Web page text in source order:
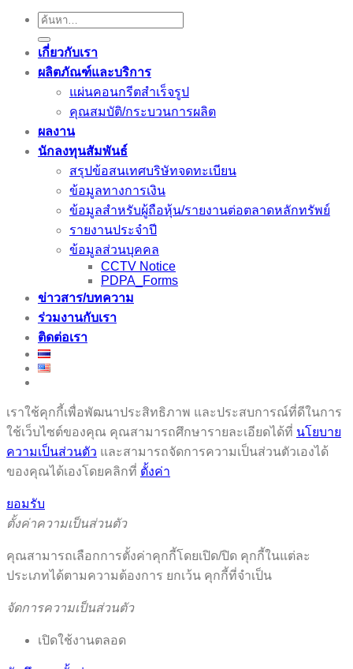
เกี่ยวกับเรา
ผลิตภัณฑ์และบริการ
แผ่นคอนกรีตสำเร็จรูป
คุณสมบัติ/กระบวนการผลิต
ผลงาน
นักลงทุนสัมพันธ์
สรุปข้อสนเทศบริษัทจดทะเบียน
ข้อมูลทางการเงิน
ข้อมูลสำหรับผู้ถือหุ้น/รายงานต่อตลาดหลักทรัพย์
รายงานประจำปี
ข้อมูลส่วนบุคคล
CCTV Notice
PDPA_Forms
ข่าวสาร/บทความ
ร่วมงานกับเรา
ติดต่อเรา
เราใช้คุกกี้เพื่อพัฒนาประสิทธิภาพ และประสบการณ์ที่ดีในการ
ใช้เว็บไซต์ของคุณ คุณสามารถศึกษารายละเอียดได้ที่ นโยบาย
ความเป็นส่วนตัว และสามารถจัดการความเป็นส่วนตัวเองได้
ของคุณได้เองโดยคลิกที่ ตั้งค่า
ยอมรับ
ตั้งค่าความเป็นส่วนตัว
คุณสามารถเลือกการตั้งค่าคุกกี้โดยเปิด/ปิด คุกกี้ในแต่ละ
ประเภทได้ตามความต้องการ ยกเว้น คุกกี้ที่จำเป็น
จัดการความเป็นส่วนตัว
เปิดใช้งานตลอด